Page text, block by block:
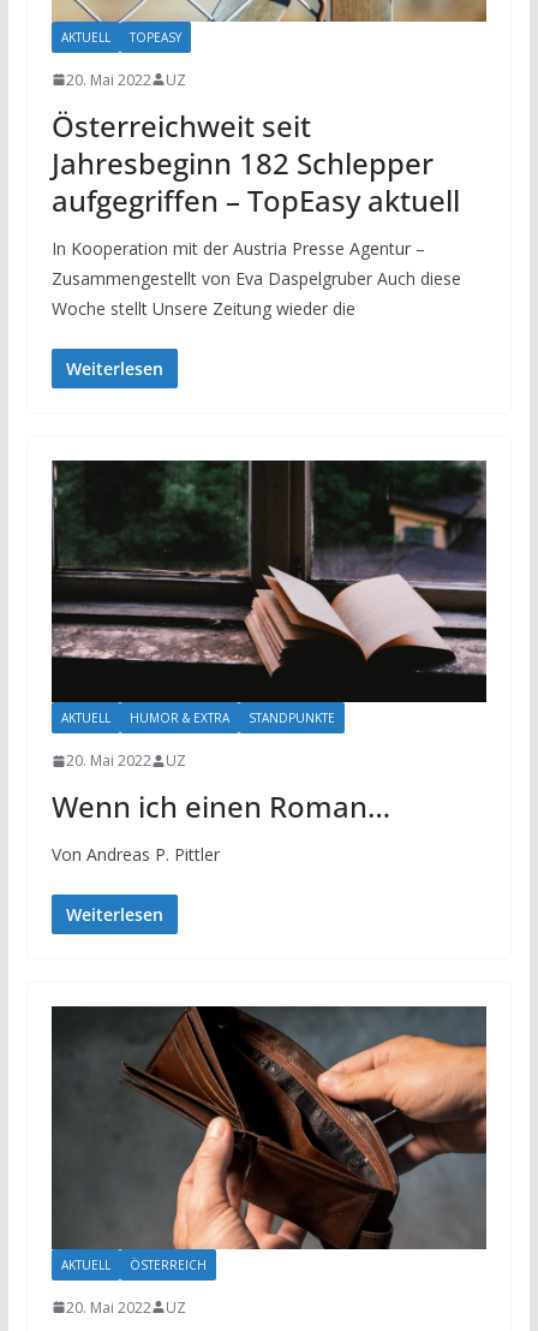
AKTUELL TOPEASY
20. Mai 2022 UZ
Österreichweit seit
Jahresbeginn 182 Schlepper
aufgegriffen – TopEasy aktuell
In Kooperation mit der Austria Presse Agentur –
Zusammengestellt von Eva Daspelgruber Auch diese
Woche stellt Unsere Zeitung wieder die
Weiterlesen
AKTUELL HUMOR & EXTRA STANDPUNKTE
20. Mai 2022 UZ
Wenn ich einen Roman…
Von Andreas P. Pittler
Weiterlesen
AKTUELL ÖSTERREICH
20. Mai 2022 UZ